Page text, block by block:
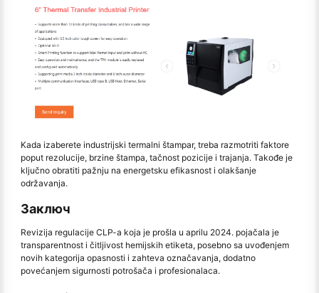
Kada izaberete industrijski termalni štampar, treba razmotriti faktore
poput rezolucije, brzine štampa, tačnost pozicije i trajanja. Takođe je
ključno obratiti pažnju na energetsku efikasnost i olakšanje
održavanja.
Заключ
Revizija regulacije CLP-a koja je prošla u aprilu 2024. pojačala je
transparentnost i čitljivost hemijskih etiketa, posebno sa uvođenjem
novih kategorija opasnosti i zahteva označavanja, dodatno
povećanjem sigurnosti potrošača i profesionalaca.